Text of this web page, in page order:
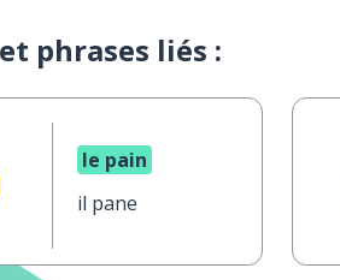
phrases liés :
le pain
il pane